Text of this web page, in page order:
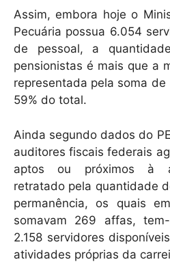
Assim, embora hoje o
Pecuária possua 6.054
de pessoal, a
pensionistas é mais que a
representada pela soma
59% do total.
Ainda segundo dados do
auditores fiscais federais
aptos ou próximos à
retratado pela quantidade
permanência, os quais
somavam 269 affas,
2.158 servidores
atividades próprias da